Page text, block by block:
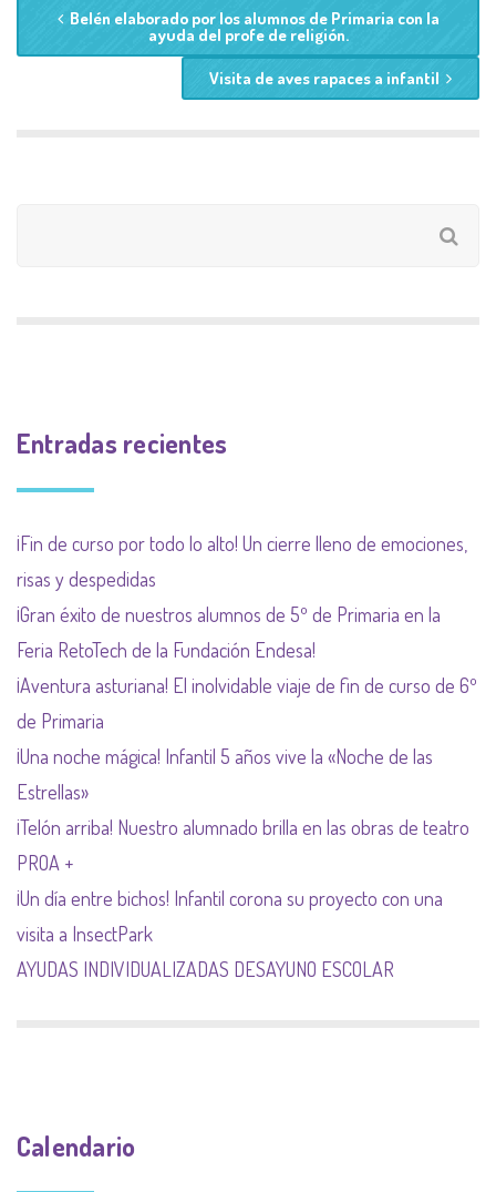
Belén elaborado por los alumnos de Primaria con la
ayuda del profe de religión.
Visita de aves rapaces a infantil
Entradas recientes
¡Fin de curso por todo lo alto! Un cierre lleno de emociones,
risas y despedidas
¡Gran éxito de nuestros alumnos de 5º de Primaria en la
Feria RetoTech de la Fundación Endesa!
¡Aventura asturiana! El inolvidable viaje de fin de curso de 6º
de Primaria
¡Una noche mágica! Infantil 5 años vive la «Noche de las
Estrellas»
¡Telón arriba! Nuestro alumnado brilla en las obras de teatro
PROA +
¡Un día entre bichos! Infantil corona su proyecto con una
visita a InsectPark
AYUDAS INDIVIDUALIZADAS DESAYUNO ESCOLAR
Calendario